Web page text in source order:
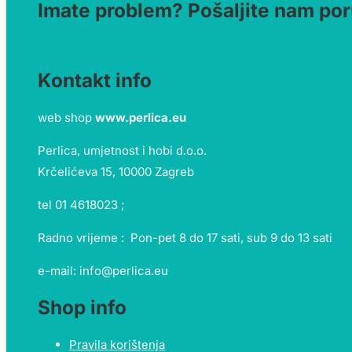
Imate problem? Pošaljite nam
Kontakt info
web shop www.perlica.eu
Perlica, umjetnost i hobi d.o.o.
Krčelićeva 15, 10000 Zagreb
tel 01 4618023 ;
Radno vrijeme : Pon-pet 8 do 17 sati, sub 9 do 13 sati
e-mail: info@perlica.eu
Shop info
Pravila korištenja